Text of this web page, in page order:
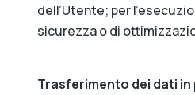
dell’Utente; per
sicurezza o di
Trasferimento dei dati in